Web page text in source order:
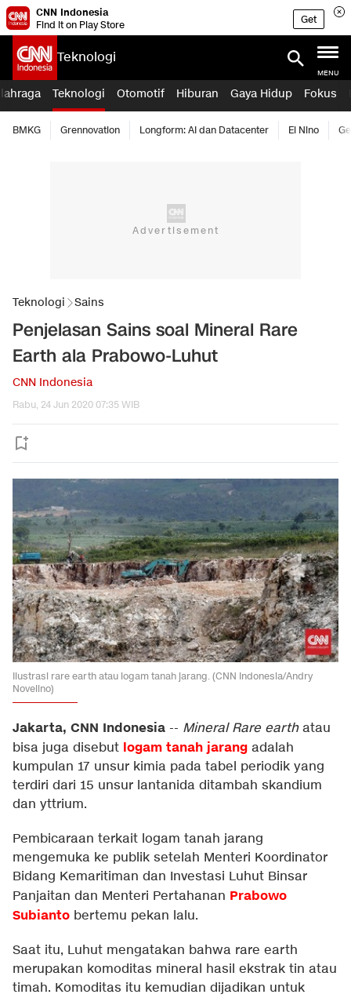
CNN Indonesia
Find it on Play Store
Get
Teknologi
MENU
Teknologi Otomotif Hiburan Gaya Hidup Fokus
BMKG Grennovation Longform: AI dan Datacenter El Nino
Teknologi Sains
Penjelasan Sains soal Mineral Rare
Earth ala Prabowo-Luhut
CNN Indonesia
Rabu, 24 Jun 2020 07:35 WIB
Ilustrasi rare earth atau logam tanah jarang. (CNN Indonesia/Andry
Novelino)
Jakarta, CNN Indonesia -- Mineral Rare earthatau
bisa juga disebut logam tanah jarang adalah
kumpulan 17 unsur kimia pada tabel periodik yang
terdiri dari 15 unsur lantanida ditambah skandium
dan yttrium.
Pembicaraan terkait logam tanah jarang
mengemuka ke publik setelah Menteri Koordinator
Bidang Kemaritiman dan Investasi Luhut Binsar
Panjaitan dan Menteri Pertahanan Prabowo
Subianto bertemu pekan lalu.
Saat itu, Luhut mengatakan bahwa rare earth
merupakan komoditas mineral hasil ekstrak tin atau
timah. Komoditas itu kemudian dijadikan untuk